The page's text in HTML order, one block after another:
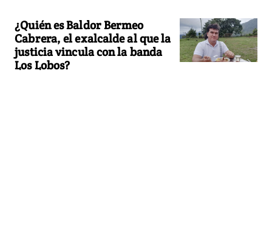
¿Quién es Baldor Bermeo
Cabrera, el exalcalde al que la
justicia vincula con la banda
Los Lobos?